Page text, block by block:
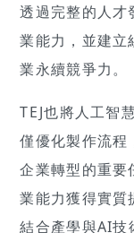
透過完整的人才
業能力，並建立
業永續競爭力。
TEJ也將人工智
僅優化製作流程
企業轉型的重要
業能力獲得實質
結合產學與AI技